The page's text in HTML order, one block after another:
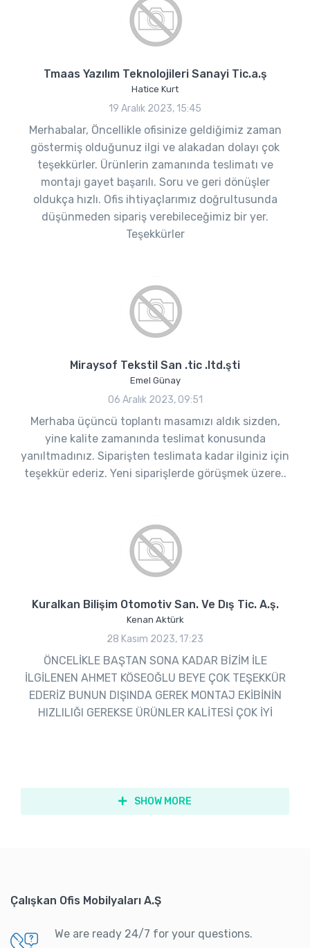
Tmaas Yazılım Teknolojileri Sanayi Tic.a.ş
Hatice Kurt
19 Aralık 2023, 15:45
Merhabalar, Öncellikle ofisinize geldiğimiz zaman
göstermiş olduğunuz ilgi ve alakadan dolayı çok
teşekkürler. Ürünlerin zamanında teslimatı ve
montajı gayet başarılı. Soru ve geri dönüşler
oldukça hızlı. Ofis ihtiyaçlarımız doğrultusunda
düşünmeden sipariş verebileceğimiz bir yer.
Teşekkürler
Miraysof Tekstil San .tic .ltd.şti
Emel Günay
06 Aralık 2023, 09:51
Merhaba üçüncü toplantı masamızı aldık sizden,
yine kalite zamanında teslimat konusunda
yanıltmadınız. Siparişten teslimata kadar ilginiz için
teşekkür ederiz. Yeni siparişlerde görüşmek üzere..
Kuralkan Bilişim Otomotiv San. Ve Dış Tic. A.ş.
Kenan Aktürk
28 Kasım 2023, 17:23
ÖNCELİKLE BAŞTAN SONA KADAR BİZİM İLE
İLGİLENEN AHMET KÖSEOĞLU BEYE ÇOK TEŞEKKÜR
EDERİZ BUNUN DIŞINDA GEREK MONTAJ EKİBİNİN
HIZLILIĞI GEREKSE ÜRÜNLER KALİTESİ ÇOK İYİ
SHOW MORE
Çalışkan Ofis Mobilyaları A.Ş
We are ready 24/7 for your questions.